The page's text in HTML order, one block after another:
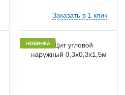
Заказать в 1 клик
НОВИНКА